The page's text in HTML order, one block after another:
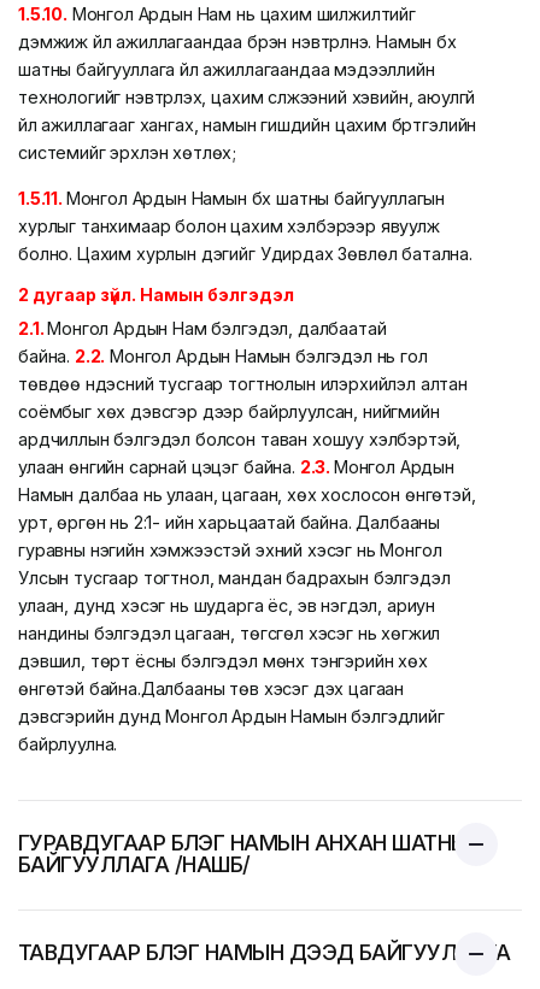
1.5.10. Монгол Ардын Нам нь цахим шилжилтийг
дэмжиж үйл ажиллагаандаа бүрэн нэвтрүүлнэ. Намын бүх
шатны байгууллага үйл ажиллагаандаа мэдээллийн
технологийг нэвтрүүлэх, цахим сүлжээний хэвийн, аюулгүй
үйл ажиллагааг хангах, намын гишүүдийн цахим бүртгэлийн
системийг эрхлэн хөтлөх;
1.5.11. Монгол Ардын Намын бүх шатны байгууллагын
хурлыг танхимаар болон цахим хэлбэрээр явуулж
болно. Цахим хурлын дэгийг Удирдах Зөвлөл батална.
2 дугаар зүйл. Намын бэлгэдэл
2.1.Монгол Ардын Нам бэлгэдэл, далбаатай
байна. 2.2. Монгол Ардын Намын бэлгэдэл нь гол
төвдөө үндэсний тусгаар тогтнолын илэрхийлэл алтан
соёмбыг хөх дэвсгэр дээр байрлуулсан, нийгмийн
ардчиллын бэлгэдэл болсон таван хошуу хэлбэртэй,
улаан өнгийн сарнай цэцэг байна. 2.3. Монгол Ардын
Намын далбаа нь улаан, цагаан, хөх хослосон өнгөтэй,
урт, өргөн нь 2:1- ийн харьцаатай байна. Далбааны
гуравны нэгийн хэмжээстэй эхний хэсэг нь Монгол
Улсын тусгаар тогтнол, мандан бадрахын бэлгэдэл
улаан, дунд хэсэг нь шударга ёс, эв нэгдэл, ариун
нандины бэлгэдэл цагаан, төгсгөл хэсэг нь хөгжил
дэвшил, төрт ёсны бэлгэдэл мөнх тэнгэрийн хөх
өнгөтэй байна.Далбааны төв хэсэг дэх цагаан
дэвсгэрийн дунд Монгол Ардын Намын бэлгэдлийг
байрлуулна.
ГУРАВДУГААР БҮЛЭГ НАМЫН АНХАН ШАТНЫ
БАЙГУУЛЛАГА /НАШБ/
ТАВДУГААР БҮЛЭГ НАМЫН ДЭЭД БАЙГУУЛЛАГА